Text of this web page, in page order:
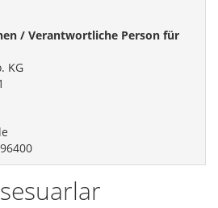
/ Verantwortliche Person für
KG